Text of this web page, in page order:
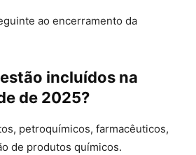
ao encerramento da
incluídos na
de 2025?
petroquímicos, farmacêuticos,
de produtos químicos.